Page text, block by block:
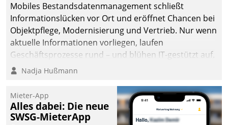
Mobiles Bestandsdatenmanagement schließt
Informationslücken vor Ort und eröffnet Chancen bei
Objektpflege, Modernisierung und Vertrieb. Nur wenn
aktuelle Informationen vorliegen, laufen
Geschäftsprozesse rund – und blühen IT-gestützt auf.
Nadja Hußmann
Mieter-App
Alles dabei: Die neue
SWSG-MieterApp